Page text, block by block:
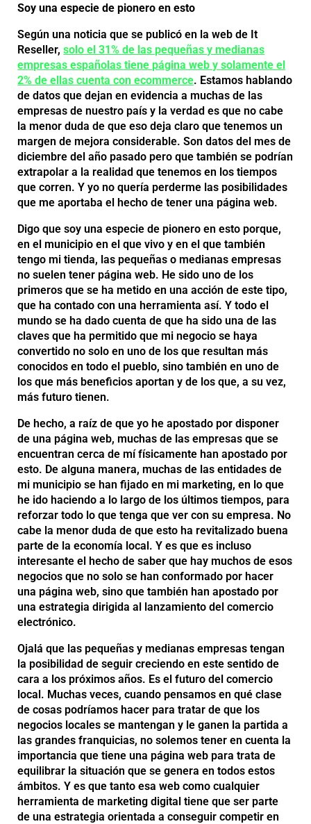
Soy una especie de pionero en esto
Según una noticia que se publicó en la web de It
Reseller,solo el 31% de las pequeñas y medianas
empresas españolas tiene página web y solamente el
2% de ellas cuenta con ecommerce. Estamos hablando
de datos que dejan en evidencia a muchas de las
empresas de nuestro país y la verdad es que no cabe
la menor duda de que eso deja claro que tenemos un
margen de mejora considerable. Son datos del mes de
diciembre del año pasado pero que también se podrían
extrapolar a la realidad que tenemos en los tiempos
que corren. Y yo no quería perderme las posibilidades
que me aportaba el hecho de tener una página web.
Digo que soy una especie de pionero en esto porque,
en el municipio en el que vivo y en el que también
tengo mi tienda, las pequeñas o medianas empresas
no suelen tener página web. He sido uno de los
primeros que se ha metido en una acción de este tipo,
que ha contado con una herramienta así. Y todo el
mundo se ha dado cuenta de que ha sido una de las
claves que ha permitido que mi negocio se haya
convertido no solo en uno de los que resultan más
conocidos en todo el pueblo, sino también en uno de
los que más beneficios aportan y de los que, a su vez,
más futuro tienen.
De hecho, a raíz de que yo he apostado por disponer
de una página web, muchas de las empresas que se
encuentran cerca de mí físicamente han apostado por
esto. De alguna manera, muchas de las entidades de
mi municipio se han fijado en mi marketing, en lo que
he ido haciendo a lo largo de los últimos tiempos, para
reforzar todo lo que tenga que ver con su empresa. No
cabe la menor duda de que esto ha revitalizado buena
parte de la economía local. Y es que es incluso
interesante el hecho de saber que hay muchos de esos
negocios que no solo se han conformado por hacer
una página web, sino que también han apostado por
una estrategia dirigida al lanzamiento del comercio
electrónico.
Ojalá que las pequeñas y medianas empresas tengan
la posibilidad de seguir creciendo en este sentido de
cara a los próximos años. Es el futuro del comercio
local. Muchas veces, cuando pensamos en qué clase
de cosas podríamos hacer para tratar de que los
negocios locales se mantengan y le ganen la partida a
las grandes franquicias, no solemos tener en cuenta la
importancia que tiene una página web para trata de
equilibrar la situación que se genera en todos estos
ámbitos. Y es que tanto esa web como cualquier
herramienta de marketing digital tiene que ser parte
de una estrategia orientada a conseguir competir en